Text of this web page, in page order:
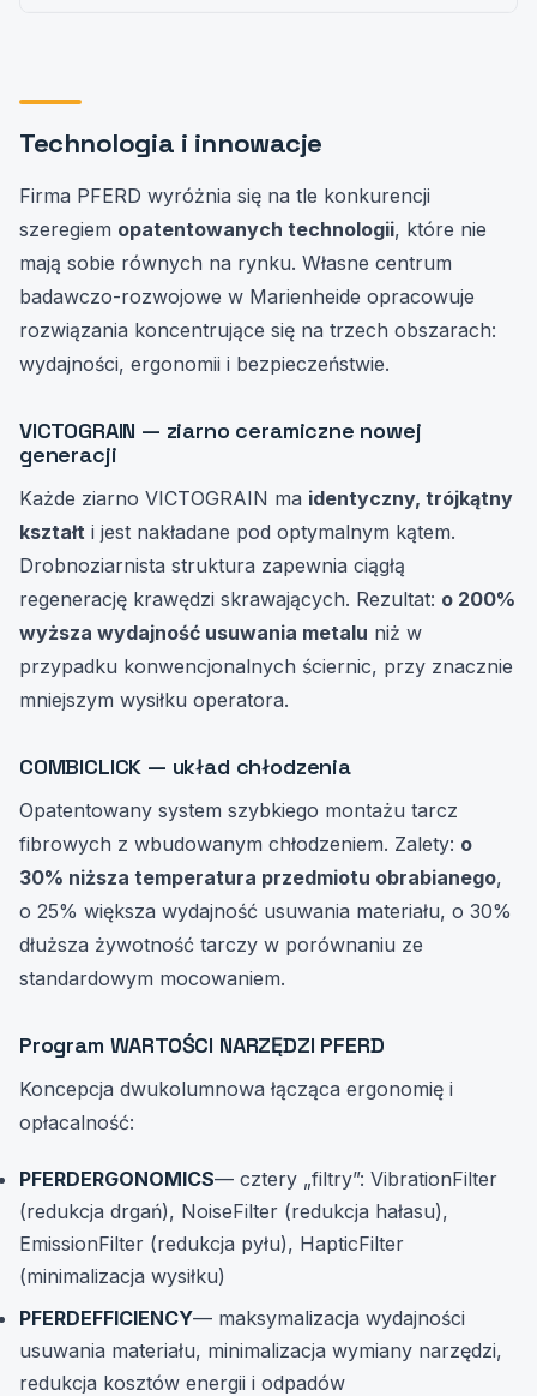
Technologia i innowacje
Firma PFERD wyróżnia się na tle konkurencji
szeregiem opatentowanych technologii, które nie
mają sobie równych na rynku. Własne centrum
badawczo-rozwojowe w Marienheide opracowuje
rozwiązania koncentrujące się na trzech obszarach:
wydajności, ergonomii i bezpieczeństwie.
VICTOGRAIN — ziarno ceramiczne nowej
generacji
Każde ziarno VICTOGRAIN ma identyczny, trójkątny
kształt i jest nakładane pod optymalnym kątem.
Drobnoziarnista struktura zapewnia ciągłą
regenerację krawędzi skrawających. Rezultat: o 200%
wyższa wydajność usuwania metalu niż w
przypadku konwencjonalnych ściernic, przy znacznie
mniejszym wysiłku operatora.
COMBICLICK — układ chłodzenia
Opatentowany system szybkiego montażu tarcz
fibrowych z wbudowanym chłodzeniem. Zalety: o
30% niższa temperatura przedmiotu obrabianego,
o 25% większa wydajność usuwania materiału, o 30%
dłuższa żywotność tarczy w porównaniu ze
standardowym mocowaniem.
Program WARTOŚCI NARZĘDZI PFERD
Koncepcja dwukolumnowa łącząca ergonomię i
opłacalność:
PFERDERGONOMICS— cztery „filtry”: VibrationFilter
(redukcja drgań), NoiseFilter (redukcja hałasu),
EmissionFilter (redukcja pyłu), HapticFilter
(minimalizacja wysiłku)
PFERDEFFICIENCY— maksymalizacja wydajności
usuwania materiału, minimalizacja wymiany narzędzi,
redukcja kosztów energii i odpadów